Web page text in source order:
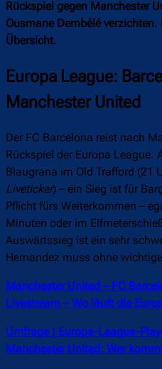
Rückspiel gegen Manchester
Ousmane Dembélé
Übersicht.
Europa League:
Manchester United
Der FC Barcelona reist nach
Rückspiel der Europa League.
Blaugrana im Old Trafford (21
Liveticker) – ein Sieg ist für
Pflicht fürs Weiterkommen –
Minuten oder im
Auswärtssieg ist ein sehr
Hernandez muss ohne
Manchester United – FC
Livestream – Wo läuft die
Umfrage | Europa-League-
Manchester United: Wer